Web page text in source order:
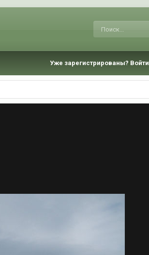
Уже зарегистрированы? Войти